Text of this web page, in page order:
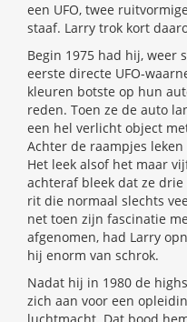
een UFO, twee
staaf. Larry trok kort
Begin 1975 had hij, weer
eerste directe UFO-
kleuren botste op hun
reden. Toen ze de auto
een hel verlicht object
Achter de raampjes
Het leek alsof het maar
achteraf bleek dat ze
rit die normaal slechts
net toen zijn fascinatie
afgenomen, had Larry
hij enorm van schrok.
Nadat hij in 1980 de
zich aan voor een